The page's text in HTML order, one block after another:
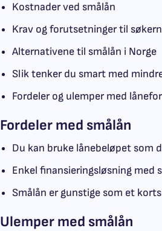
Kostnader ved smålån
Krav og forutsetninger til
Alternativene til smålån i Norge
Slik tenker du smart med
Fordeler og ulemper med
Fordeler med smålån
Du kan bruke lånebeløpet som
Enkel finansieringsløsning med
Smålån er gunstige som et
Ulemper med smålån